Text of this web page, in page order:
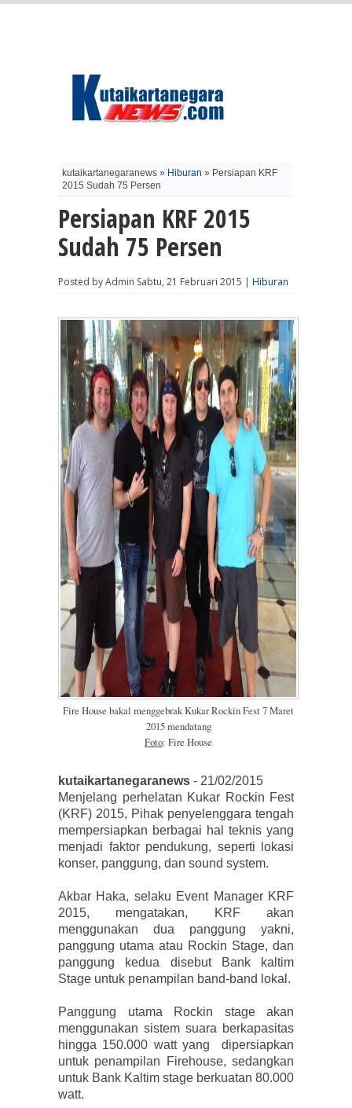
kutaikartanegaranews » Hiburan » Persiapan KRF
2015 Sudah 75 Persen
Persiapan KRF 2015
Sudah 75 Persen
Posted by Admin Sabtu, 21 Februari 2015 | Hiburan
Fire House bakal menggebrak Kukar Rockin Fest 7 Maret
2015 mendatang
Foto: Fire House
kutaikartanegaranews - 21/02/2015
Menjelang perhelatan Kukar Rockin Fest
(KRF) 2015, Pihak penyelenggara tengah
mempersiapkan berbagai hal teknis yang
menjadi faktor pendukung, seperti lokasi
konser, panggung, dan sound system.
Akbar Haka, selaku Event Manager KRF
2015, mengatakan, KRF akan
menggunakan dua panggung yakni,
panggung utama atau Rockin Stage, dan
panggung kedua disebut Bank kaltim
Stage untuk penampilan band-band lokal.
Panggung utama Rockin stage akan
menggunakan sistem suara berkapasitas
hingga 150.000 watt yang dipersiapkan
untuk penampilan Firehouse, sedangkan
untuk Bank Kaltim stage berkuatan 80.000
watt.